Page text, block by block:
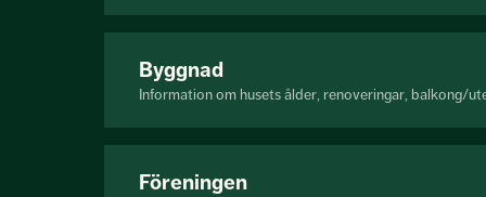
Byggnad
Information om husets ålder, renoveringar, balkong/
Föreningen